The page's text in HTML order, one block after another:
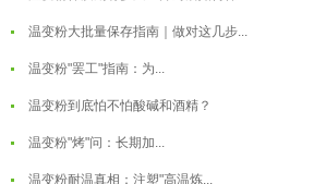
温变粉大批量保存指南｜做对这几步...
温变粉"罢工"指南：为...
温变粉到底怕不怕酸碱和酒精？
温变粉"烤"问：长期加...
温变粉耐温真相：注塑"高温炼...
温变粉丝印到底用多少目网版？这篇...